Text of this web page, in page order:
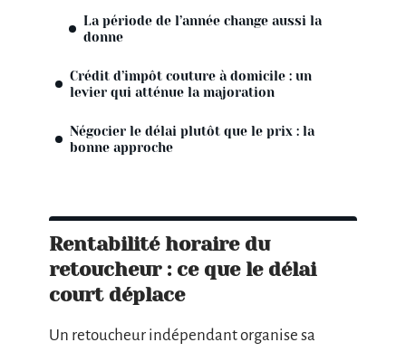
La période de l’année change aussi la
donne
Crédit d’impôt couture à domicile : un
levier qui atténue la majoration
Négocier le délai plutôt que le prix : la
bonne approche
Rentabilité horaire du
retoucheur : ce que le délai
court déplace
Un retoucheur indépendant organise sa